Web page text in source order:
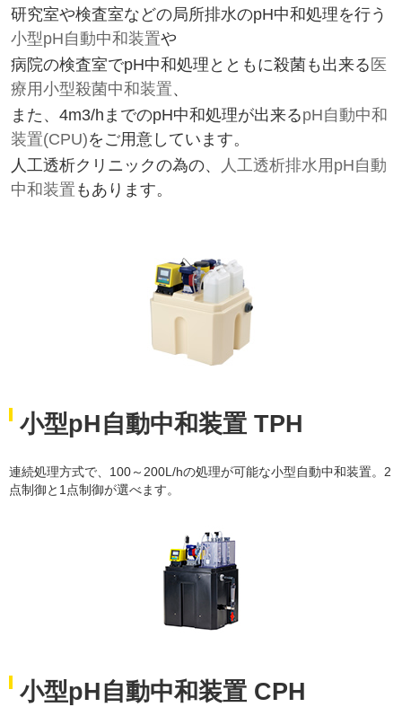
研究室や検査室などの局所排水のpH中和処理を行う
小型pH自動中和装置や
病院の検査室でpH中和処理とともに殺菌も出来る 医
療用小型殺菌中和装置、
また、4m3/hまでのpH中和処理が出来るpH自動中和
装置(CPU)をご用意しています。
人工透析クリニックの為の、
人工透析排水用pH自動
中和装置 もあります。
小型pH自動中和装置 TPH
連続処理方式で、100～200L/hの処理が可能な小型自動中和装置。2
点制御と1点制御が選べます。
小型pH自動中和装置 CPH